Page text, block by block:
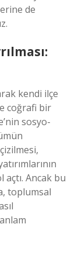
de
kendi ilçe
coğrafi bir
sosyo-
Ancak bu
toplumsal